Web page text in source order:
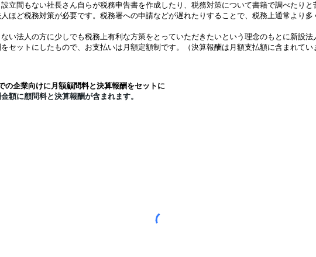
立間もない社長さん自らが税務申告書を作成したり、税務対策について書籍で調べたりと
ほど税務対策が必要です。税務署への申請などが遅れたりすることで、税務上通常より
い法人の方に少しでも税務上有利な方策をとっていただきたいという理念のもとに新設
セットにしたもので、お支払いは月額定額制です。（決算報酬は月額支払額に含まれてい
の企業向けに月額顧問料と決算報酬をセットに
額に顧問料と決算報酬が含まれます。